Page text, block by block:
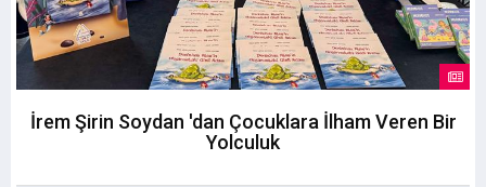
İrem Şirin Soydan 'dan Çocuklara İlham Veren Bir
Yolculuk